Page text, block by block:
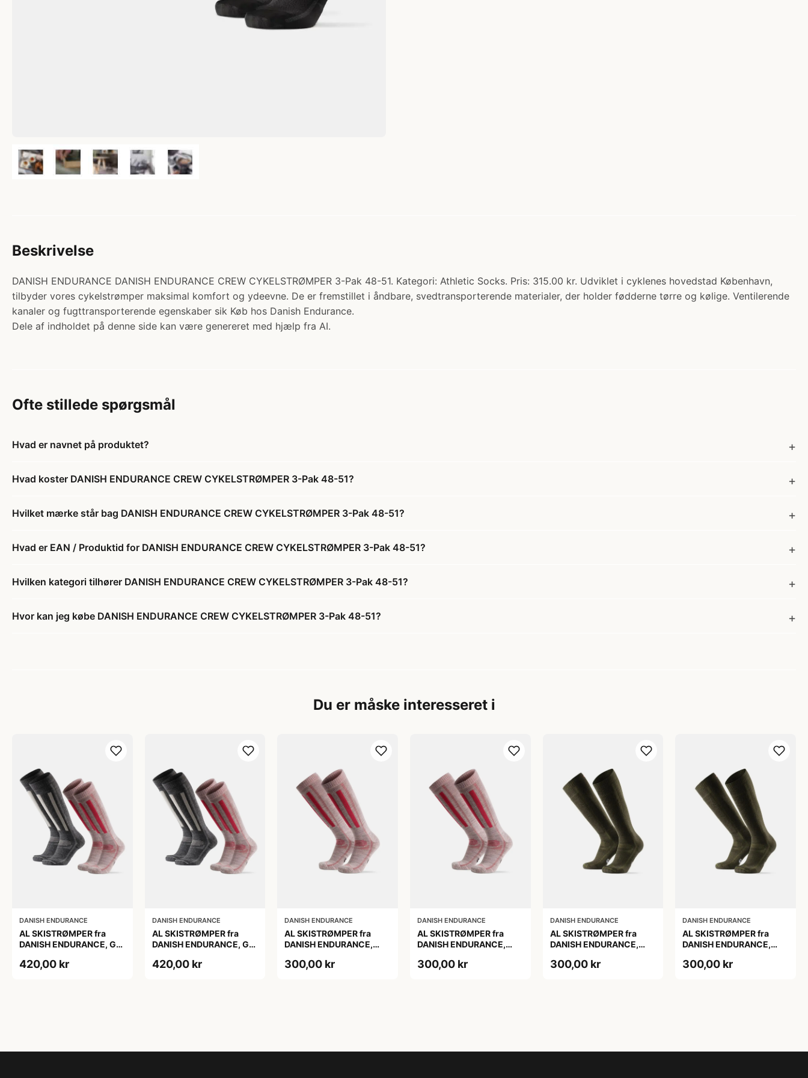
Beskrivelse
DANISH ENDURANCE DANISH ENDURANCE CREW CYKELSTRØMPER 3-Pak 48-51. Kategori: Athletic Socks. Pris: 315.00 kr. Udviklet i cyklenes hovedstad København,
tilbyder vores cykelstrømper maksimal komfort og ydeevne. De er fremstillet i åndbare, svedtransporterende materialer, der holder fødderne tørre og kølige. Ventilerende
kanaler og fugttransporterende egenskaber sik Køb hos Danish Endurance.
Dele af indholdet på denne side kan være genereret med hjælp fra AI.
Ofte stillede spørgsmål
Hvad er navnet på produktet?
Hvad koster DANISH ENDURANCE CREW CYKELSTRØMPER 3-Pak 48-51?
Hvilket mærke står bag DANISH ENDURANCE CREW CYKELSTRØMPER 3-Pak 48-51?
Hvad er EAN / Produktid for DANISH ENDURANCE CREW CYKELSTRØMPER 3-Pak 48-51?
Hvilken kategori tilhører DANISH ENDURANCE CREW CYKELSTRØMPER 3-Pak 48-51?
Hvor kan jeg købe DANISH ENDURANCE CREW CYKELSTRØMPER 3-Pak 48-51?
Du er måske interesseret i
DANISH ENDURANCE
AL SKISTRØMPER fra
DANISH ENDURANCE, Grå
420,00 kr
DANISH ENDURANCE
AL SKISTRØMPER fra
DANISH ENDURANCE, Grå
420,00 kr
DANISH ENDURANCE
AL SKISTRØMPER fra
DANISH ENDURANCE,
300,00 kr
DANISH ENDURANCE
AL SKISTRØMPER fra
DANISH ENDURANCE,
300,00 kr
DANISH ENDURANCE
AL SKISTRØMPER fra
DANISH ENDURANCE,
300,00 kr
DANISH ENDURANCE
AL SKISTRØMPER fra
DANISH ENDURANCE,
300,00 kr